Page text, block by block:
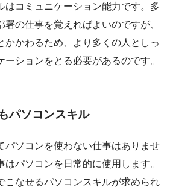
はコミュニケーション能力です。多
署の仕事を覚えればよいのですが、
かかわるため、より多くの人としっ
ションをとる必要があるのです。
パソコンスキル
パソコンを使わない仕事はありませ
はパソコンを日常的に使用します。
こなせるパソコンスキルが求められ